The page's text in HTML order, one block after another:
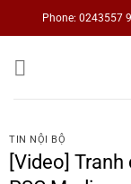
to
Phone: 0243557
TIN NỘI BỘ
[Video]